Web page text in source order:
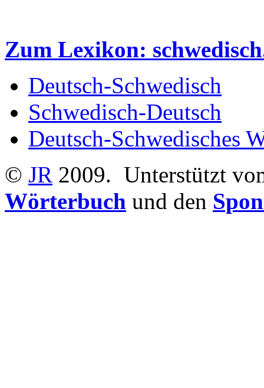
Zum Lexikon:
Deutsch-Schwedisch
Schwedisch-Deutsch
Deutsch-Schwedisches
© JR 2009. Unterstützt
Wörterbuch und den